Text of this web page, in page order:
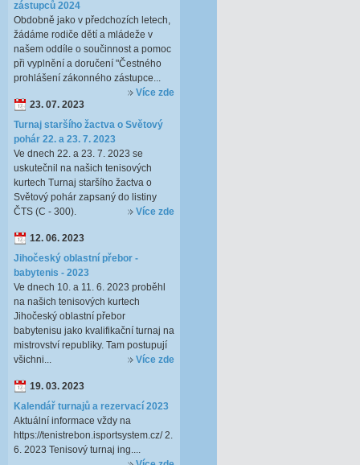
zástupců 2024
Obdobně jako v předchozích letech,
žádáme rodiče dětí a mládeže v
našem oddíle o součinnost a pomoc
při vyplnění a doručení "Čestného
prohlášení zákonného zástupce...
Více zde
23. 07. 2023
Turnaj staršího žactva o Světový
pohár 22. a 23. 7. 2023
Ve dnech 22. a 23. 7. 2023 se
uskutečnil na našich tenisových
kurtech Turnaj staršího žactva o
Světový pohár zapsaný do listiny
ČTS (C - 300).
Více zde
12. 06. 2023
Jihočeský oblastní přebor -
babytenis - 2023
Ve dnech 10. a 11. 6. 2023 proběhl
na našich tenisových kurtech
Jihočeský oblastní přebor
babytenisu jako kvalifikační turnaj na
mistrovství republiky. Tam postupují
všichni...
Více zde
19. 03. 2023
Kalendář turnajů a rezervací 2023
Aktuální informace vždy na
https://tenistrebon.isportsystem.cz/ 2.
6. 2023 Tenisový turnaj ing....